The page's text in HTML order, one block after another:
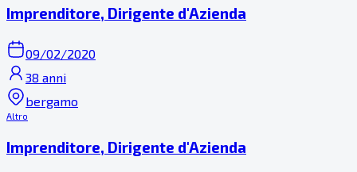
Imprenditore, Dirigente d'Azienda
09/02/2020
38 anni
bergamo
Altro
Imprenditore, Dirigente d'Azienda